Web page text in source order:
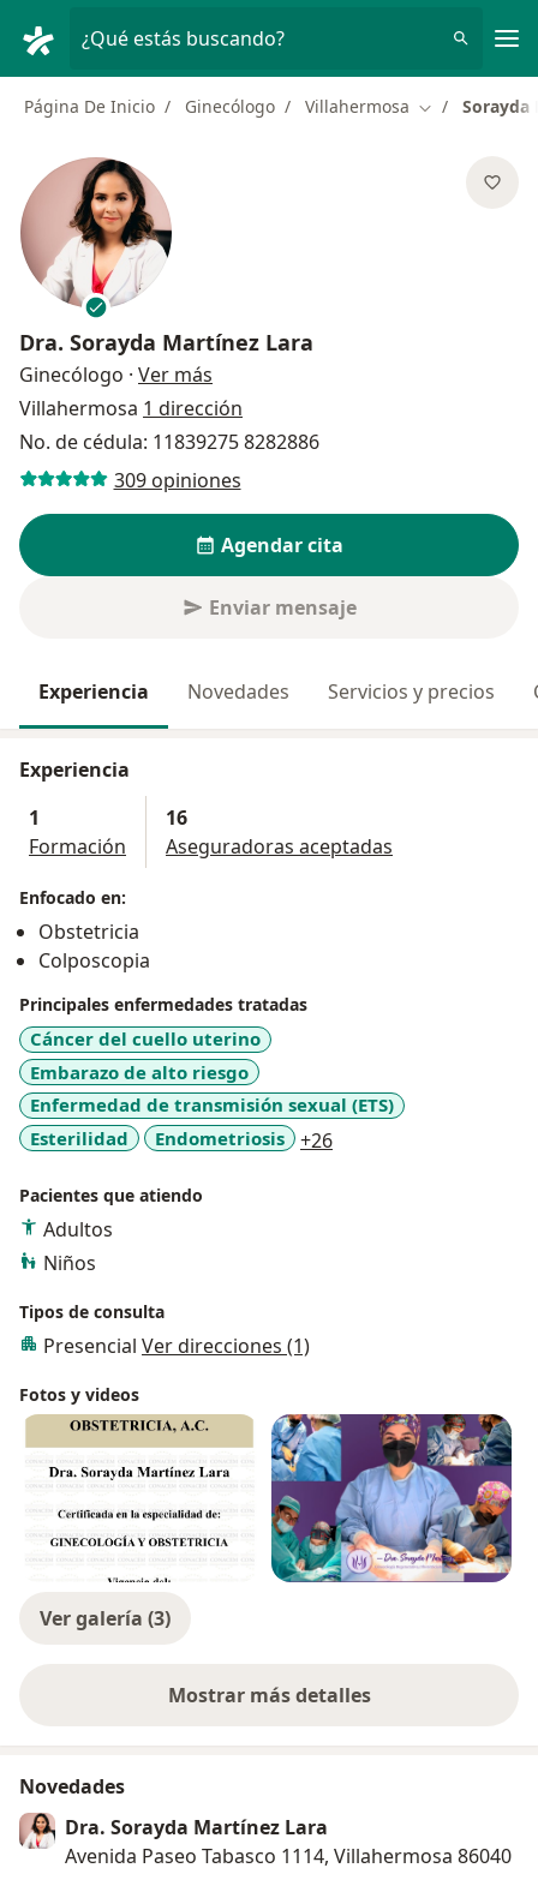
¿Qué estás buscando?
Página De Inicio Ginecólogo Villahermosa Cambiar de
Sorayda
Dra. Sorayda Martínez Lara
Ginecólogo · Ver más
Villahermosa 1 dirección
No. de cédula: 11839275 8282886
309 opiniones
Agendar cita
Enviar mensaje
Experiencia Novedades Servicios y precios
Experiencia
1
Formación
16
Aseguradoras aceptadas
Enfocado en:
Obstetricia
Colposcopia
Principales enfermedades tratadas
Cáncer del cuello uterino
Embarazo de alto riesgo
Enfermedad de transmisión sexual (ETS)
Esterilidad
Endometriosis +26
Pacientes que atiendo
Adultos
Niños
Tipos de consulta
Presencial Ver direcciones (1)
Fotos y videos
Ver galería (3)
Mostrar más detalles
sobre la experiencia
Novedades
Dra. Sorayda Martínez Lara
Avenida Paseo Tabasco 1114, Villahermosa 86040